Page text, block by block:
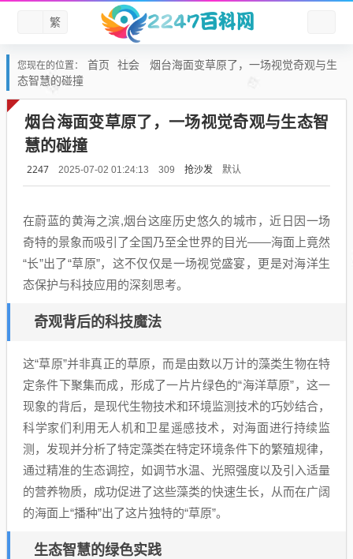
繁
您现在的位置： 首页 社会
烟台海面变草原了，一场视觉奇观与生
态智慧的碰撞
烟台海面变草原了，一场视觉奇观与生态智
慧的碰撞
2247 2025-07-02 01:24:13 309 抢沙发 默认
在蔚蓝的黄海之滨,烟台这座历史悠久的城市，近日因一场
奇特的景象而吸引了全国乃至全世界的目光——海面上竟然
“长”出了“草原”，这不仅仅是一场视觉盛宴，更是对海洋生
态保护与科技应用的深刻思考。
奇观背后的科技魔法
这“草原”并非真正的草原，而是由数以万计的藻类生物在特
定条件下聚集而成，形成了一片片绿色的“海洋草原”，这一
现象的背后，是现代生物技术和环境监测技术的巧妙结合，
科学家们利用无人机和卫星遥感技术，对海面进行持续监
测，发现并分析了特定藻类在特定环境条件下的繁殖规律，
通过精准的生态调控，如调节水温、光照强度以及引入适量
的营养物质，成功促进了这些藻类的快速生长，从而在广阔
的海面上“播种”出了这片独特的“草原”。
生态智慧的绿色实践